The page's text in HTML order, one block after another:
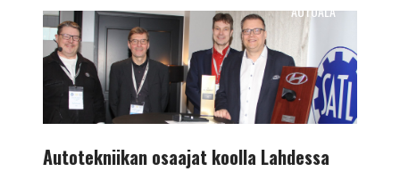
Autotekniikan
osaajat
koolla
Lahdessa
AUTOALA
Autotekniikan osaajat koolla Lahdessa